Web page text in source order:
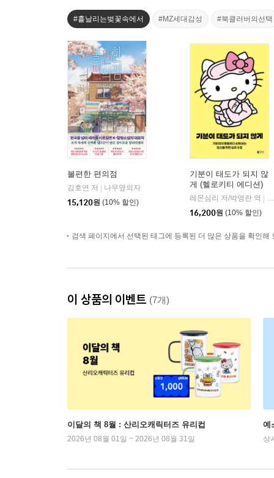
#흩날리는벚꽃속에서 #MZ세대감성 #북클러버의선택
불편한 편의점
김호연 저
나무옆의자
15,120원 (10% 할인)
기분이 태도가 되지 않
게 (헬로키티 에디션)
레몬심리 저/박영란 역
16,200원 (10% 할인)
검색 페이지에서 선택된 태그에 등록된 더 많은 상품을 확인해
이 상품의 이벤트 (7개)
이달의 책 8월 : 산리오캐릭터즈 유리컵
2026년 08월 01일 ~ 2026년 08월 31일
예
상